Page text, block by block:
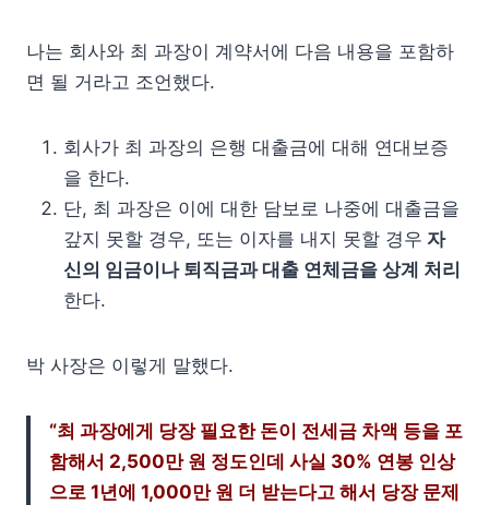
나는 회사와 최 과장이 계약서에 다음 내용을 포함하
면 될 거라고 조언했다.
회사가 최 과장의 은행 대출금에 대해 연대보증
을 한다.
단, 최 과장은 이에 대한 담보로 나중에 대출금을
갚지 못할 경우, 또는 이자를 내지 못할 경우 자
신의 임금이나 퇴직금과 대출 연체금을 상계 처리
한다.
박 사장은 이렇게 말했다.
“최 과장에게 당장 필요한 돈이 전세금 차액 등을 포
함해서 2,500만 원 정도인데 사실 30% 연봉 인상
으로 1년에 1,000만 원 더 받는다고 해서 당장 문제